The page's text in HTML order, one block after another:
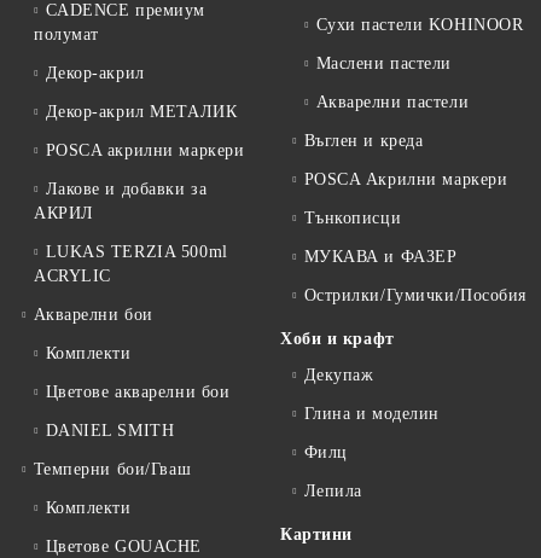
CADENCE премиум
полумат
Декор-акрил
Декор-акрил МЕТАЛИК
POSCA акрилни маркери
Лакове и добавки за
АКРИЛ
LUKAS TERZIA 500ml
ACRYLIC
Акварелни бои
Комплекти
Цветове акварелни бои
DANIEL SMITH
Темперни бои/Гваш
Комплекти
Цветове GOUACHE
Сухи пастели KOHINOOR
Маслени пастели
Акварелни пастели
Въглен и креда
POSCA Акрилни маркери
Тънкописци
МУКАВА и ФАЗЕР
Острилки/Гумички/Пособия
Хоби и крафт
Декупаж
Глина и моделин
Филц
Лепила
Картини